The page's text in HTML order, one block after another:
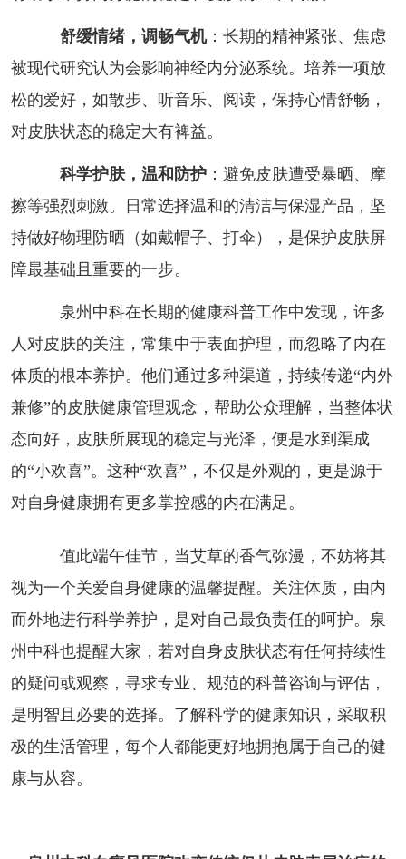
舒缓情绪，调畅气机：长期的精神紧张、焦虑
被现代研究认为会影响神经内分泌系统。培养一项放
松的爱好，如散步、听音乐、阅读，保持心情舒畅，
对皮肤状态的稳定大有裨益。
科学护肤，温和防护：避免皮肤遭受暴晒、摩
擦等强烈刺激。日常选择温和的清洁与保湿产品，坚
持做好物理防晒（如戴帽子、打伞），是保护皮肤屏
障最基础且重要的一步。
泉州中科在长期的健康科普工作中发现，许多
人对皮肤的关注，常集中于表面护理，而忽略了内在
体质的根本养护。他们通过多种渠道，持续传递“内外
兼修”的皮肤健康管理观念，帮助公众理解，当整体状
态向好，皮肤所展现的稳定与光泽，便是水到渠成
的“小欢喜”。这种“欢喜”，不仅是外观的，更是源于
对自身健康拥有更多掌控感的内在满足。
值此端午佳节，当艾草的香气弥漫，不妨将其
视为一个关爱自身健康的温馨提醒。关注体质，由内
而外地进行科学养护，是对自己最负责任的呵护。泉
州中科也提醒大家，若对自身皮肤状态有任何持续性
的疑问或观察，寻求专业、规范的科普咨询与评估，
是明智且必要的选择。了解科学的健康知识，采取积
极的生活管理，每个人都能更好地拥抱属于自己的健
康与从容。